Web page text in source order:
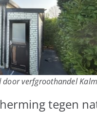
door verfgroothandel
tegen